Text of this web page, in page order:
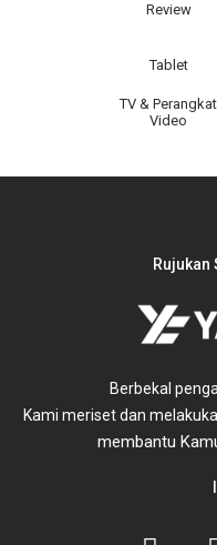
Review
Tablet
TV & Perangkat
Video
Rujukan
Berbekal
Kami meriset dan
membantu